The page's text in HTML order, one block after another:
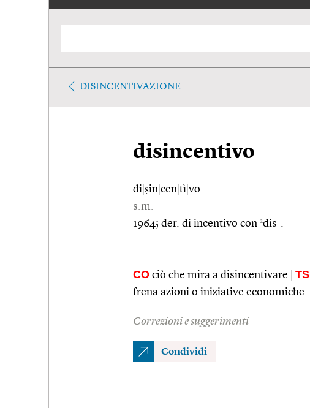
DISINCENTIVAZIONE
disincentivo
di ṣin cen tì vo
s.m.
1964; der. di incentivo con 2dis-.
CO ciò che mira a disincentivare TS
frena azioni o iniziative economiche
Correzioni e suggerimenti
Condividi